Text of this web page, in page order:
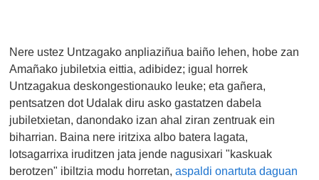
Nere ustez Untzagako anpliaziñua baiño lehen, hobe zan
Amañako jubiletxia eittia, adibidez; igual horrek
Untzagakua deskongestionauko leuke; eta gañera,
pentsatzen dot Udalak diru asko gastatzen dabela
jubiletxietan, danondako izan ahal ziran zentruak ein
biharrian. Baina nere iritzixa albo batera lagata,
lotsagarrixa iruditzen jata jende nagusixari "kaskuak
berotzen" ibiltzia modu horretan,aspaldi onartuta daguan